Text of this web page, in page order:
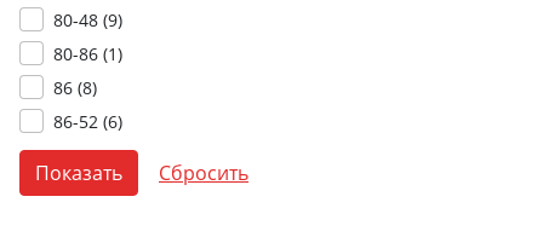
80-48 (9)
80-86 (1)
86 (8)
86-52 (6)